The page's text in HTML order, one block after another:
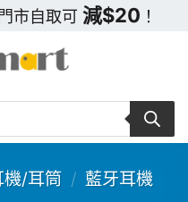
市自取可 減$20 ！
機/耳筒 / 藍牙耳機